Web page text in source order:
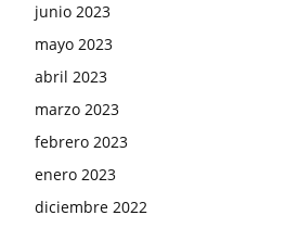
junio 2023
mayo 2023
abril 2023
marzo 2023
febrero 2023
enero 2023
diciembre 2022